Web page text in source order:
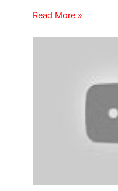
Read More »